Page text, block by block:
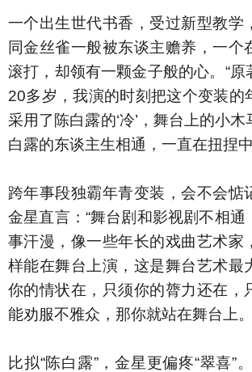
一个出生世代书香，受过新型教学
同金丝雀一般被东谈主赡养，一个
滚打，却领有一颗金子般的心。“原
20多岁，我演的时刻把这个变装的
采用了陈白露的‘冷’，舞台上的小
白露的东谈主生相通，一直在扭捏
跨年事段独霸年青变装，会不会惦
金星直言：“舞台剧和影视剧不相通
事汗漫，像一些年长的戏曲艺术家
样能在舞台上演，这是舞台艺术最
你的情状在，只须你的膂力还在，
能劝服不雅众，那你就站在舞台上
比拟“陈白露”，金星更偏疼“翠喜”